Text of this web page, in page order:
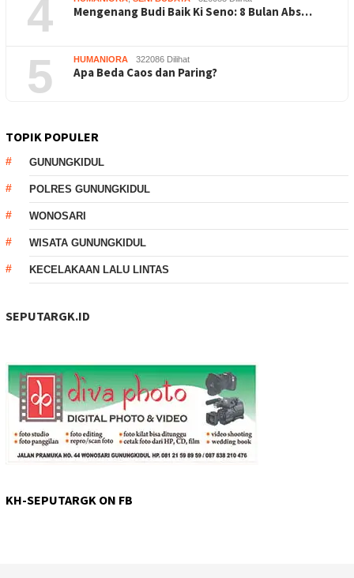
4 Mengenang Budi Baik Ki Seno: 8 Bulan Abs…
5 HUMANIORA 322086 Dilihat
Apa Beda Caos dan Paring?
TOPIK POPULER
GUNUNGKIDUL
POLRES GUNUNGKIDUL
WONOSARI
WISATA GUNUNGKIDUL
KECELAKAAN LALU LINTAS
SEPUTARGK.ID
KH-SEPUTARGK ON FB